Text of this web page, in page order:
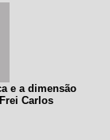
e a dimensão
Carlos